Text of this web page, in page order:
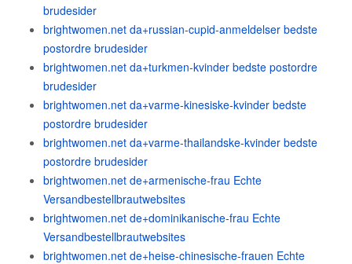
brudesider
brightwomen.net da+russian-cupid-anmeldelser bedste
postordre brudesider
brightwomen.net da+turkmen-kvinder bedste postordre
brudesider
brightwomen.net da+varme-kinesiske-kvinder bedste
postordre brudesider
brightwomen.net da+varme-thailandske-kvinder bedste
postordre brudesider
brightwomen.net de+armenische-frau Echte
Versandbestellbrautwebsites
brightwomen.net de+dominikanische-frau Echte
Versandbestellbrautwebsites
brightwomen.net de+heise-chinesische-frauen Echte